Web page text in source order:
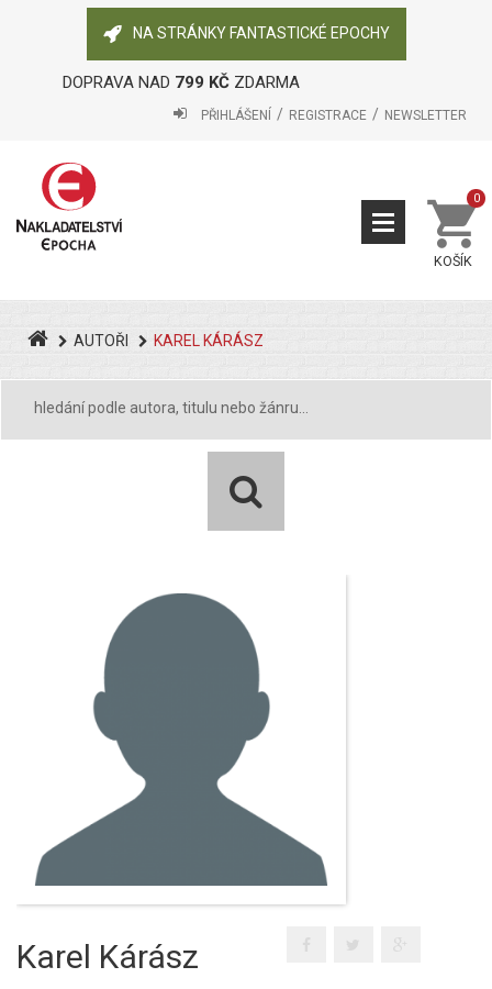
NA STRÁNKY FANTASTICKÉ EPOCHY
DOPRAVA NAD 799 KČZDARMA
PŘIHLÁŠENÍ REGISTRACE NEWSLETTER
KOŠÍK
0
AUTOŘI KAREL KÁRÁSZ
Karel Kárász